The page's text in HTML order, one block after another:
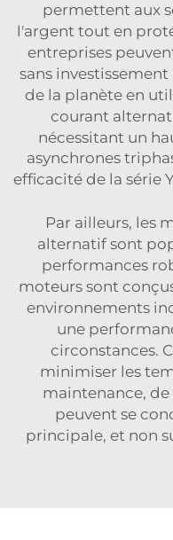
permettent aux
l'argent tout en
entreprises
sans
de la planète en
courant
nécessitant un
asynchrones
efficacité de la série
Par ailleurs, les
alternatif sont
performances
moteurs sont
environnements
une
circonstances.
minimiser les
maintenance,
peuvent se
principale, et non